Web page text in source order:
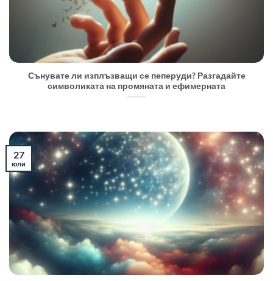
Сънувате ли изплъзващи се пеперуди? Разгадайте
символиката на промяната и ефимерната
27
юли